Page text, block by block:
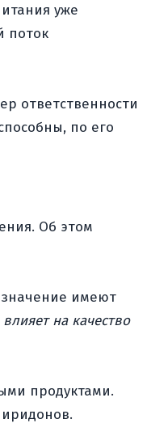
уже
поток
ответственности
по его
Об этом
значение имеют
на качество
продуктами.